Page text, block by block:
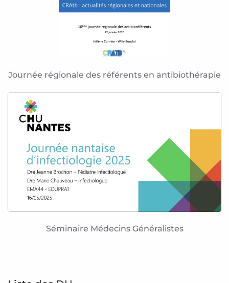
Journée régionale des référents en antibiothérapie
Séminaire Médecins Généralistes